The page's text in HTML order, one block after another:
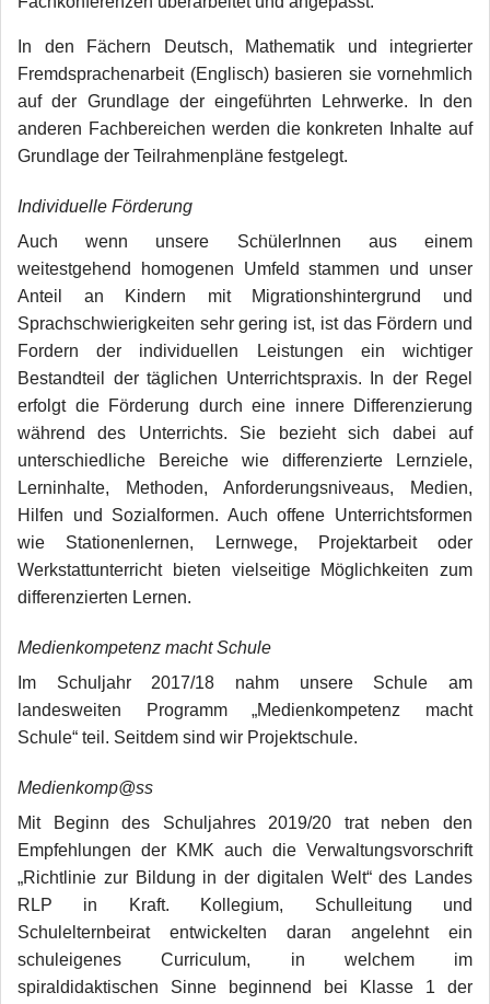
In den Fächern Deutsch, Mathematik und integrierter
Fremdsprachenarbeit (Englisch) basieren sie vornehmlich
auf der Grundlage der eingeführten Lehrwerke. In den
anderen Fachbereichen werden die konkreten Inhalte auf
Grundlage der Teilrahmenpläne festgelegt.
Individuelle Förderung
Auch wenn unsere SchülerInnen aus einem
weitestgehend homogenen Umfeld stammen und unser
Anteil an Kindern mit Migrationshintergrund und
Sprachschwierigkeiten sehr gering ist, ist das Fördern und
Fordern der individuellen Leistungen ein wichtiger
Bestandteil der täglichen Unterrichtspraxis. In der Regel
erfolgt die Förderung durch eine innere Differenzierung
während des Unterrichts. Sie bezieht sich dabei auf
unterschiedliche Bereiche wie differenzierte Lernziele,
Lerninhalte, Methoden, Anforderungsniveaus, Medien,
Hilfen und Sozialformen. Auch offene Unterrichtsformen
wie Stationenlernen, Lernwege, Projektarbeit oder
Werkstattunterricht bieten vielseitige Möglichkeiten zum
differenzierten Lernen.
Medienkompetenz macht Schule
Im Schuljahr 2017/18 nahm unsere Schule am
landesweiten Programm „Medienkompetenz macht
Schule“ teil. Seitdem sind wir Projektschule.
Medienkomp@ss
Mit Beginn des Schuljahres 2019/20 trat neben den
Empfehlungen der KMK auch die Verwaltungsvorschrift
„Richtlinie zur Bildung in der digitalen Welt“ des Landes
RLP in Kraft. Kollegium, Schulleitung und
Schulelternbeirat entwickelten daran angelehnt ein
schuleigenes Curriculum, in welchem im
spiraldidaktischen Sinne beginnend bei Klasse 1 der